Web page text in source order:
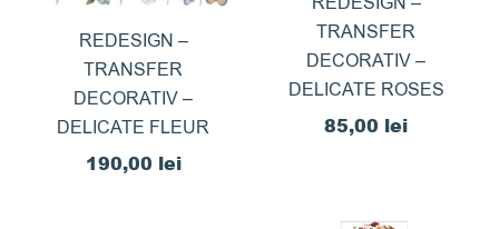
REDESIGN –
TRANSFER
DECORATIV –
DELICATE FLEUR
190,00 lei
TRANSFER
DECORATIV –
DELICATE ROSES
85,00 lei